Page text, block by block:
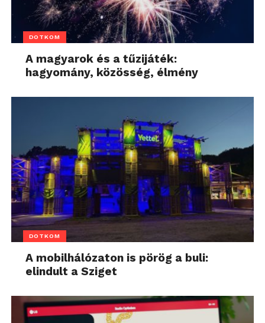
DOTKOM
A magyarok és a tűzijáték:
hagyomány, közösség, élmény
DOTKOM
A mobilhálózaton is pörög a buli:
elindult a Sziget